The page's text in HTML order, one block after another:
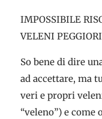
IMPOSSIBILE
VELENI
So bene di dire
ad accettare, ma
veri e propri
“veleno”) e come